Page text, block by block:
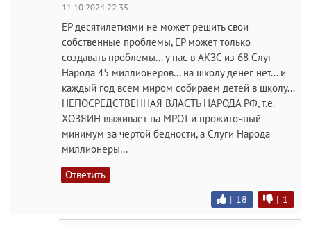
11.10.2024 22:35
ЕР десятилетиями не может решить свои
собственные проблемы, ЕР может только
создавать проблемы... у нас в АКЗС из 68 Слуг
Народа 45 миллионеров... на школу денег нет... и
каждый год всем миром собираем детей в школу...
НЕПОСРЕДСТВЕННАЯ ВЛАСТЬ НАРОДА РФ, т.е.
ХОЗЯИН выживает на МРОТ и прожиточный
минимум за чертой бедности, а Слуги Народа
миллионеры...
Ответить
| 18 | 1